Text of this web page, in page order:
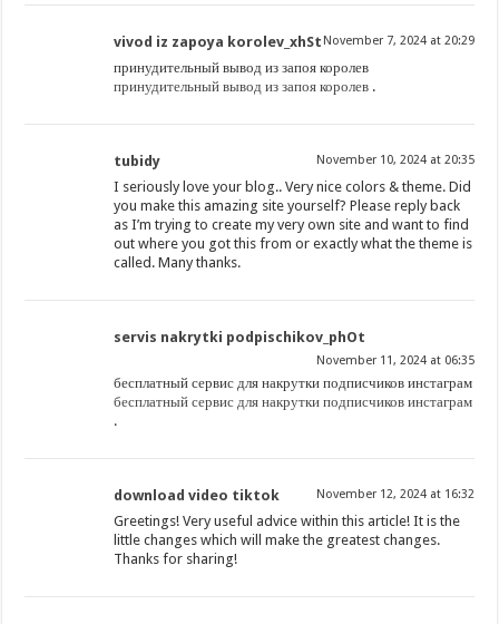
vivod iz zapoya korolev_xhSt November 7, 2024 at 20:29
принудительный вывод из запоя королев
принудительный вывод из запоя королев .
tubidy November 10, 2024 at 20:35
I seriously love your blog.. Very nice colors & theme. Did
you make this amazing site yourself? Please reply back
as I’m trying to create my very own site and want to find
out where you got this from or exactly what the theme is
called. Many thanks.
servis nakrytki podpischikov_phOt
November 11, 2024 at 06:35
бесплатный сервис для накрутки подписчиков инстаграм
бесплатный сервис для накрутки подписчиков инстаграм
.
download video tiktok November 12, 2024 at 16:32
Greetings! Very useful advice within this article! It is the
little changes which will make the greatest changes.
Thanks for sharing!